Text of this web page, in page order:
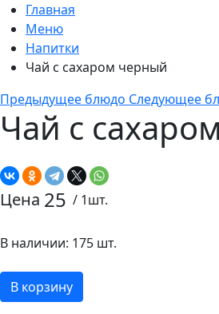
Главная
Меню
Напитки
Чай с сахаром черный
Предыдущее блюдо Следующее
Чай с
Цена 25 / 1шт.
В наличии: 175 шт.
В корзину